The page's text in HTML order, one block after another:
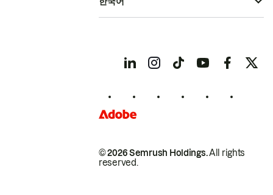
© 2026 Semrush Holdings.All rights
reserved.